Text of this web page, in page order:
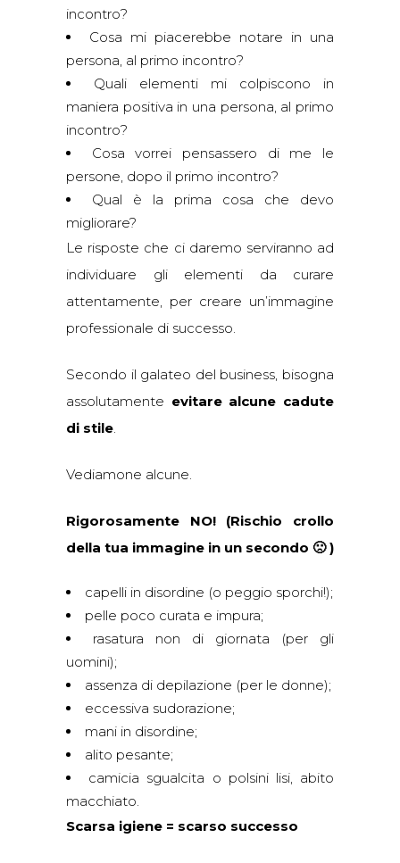
incontro?
Cosa mi piacerebbe notare in una
persona, al primo incontro?
Quali elementi mi colpiscono in
maniera positiva in una persona, al primo
incontro?
Cosa vorrei pensassero di me le
persone, dopo il primo incontro?
Qual è la prima cosa che devo
migliorare?
Le risposte che ci daremo serviranno ad
individuare gli elementi da curare
attentamente, per creare un’immagine
professionale di successo.
Secondo il galateo del business, bisogna
assolutamente evitare alcune cadute
di stile.
Vediamone alcune.
Rigorosamente NO! (Rischio crollo
della tua immagine in un secondo 🙁 )
capelli in disordine (o peggio sporchi!);
pelle poco curata e impura;
rasatura non di giornata (per gli
uomini);
assenza di depilazione (per le donne);
eccessiva sudorazione;
mani in disordine;
alito pesante;
camicia sgualcita o polsini lisi, abito
macchiato.
Scarsa igiene = scarso successo